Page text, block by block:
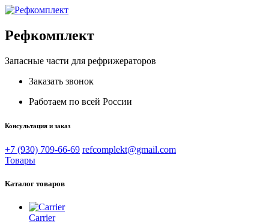
Рефкомплект
Запасные части для рефрижераторов
Заказать звонок
Работаем по всей России
Консультация и заказ
+7 (930) 709-66-69 refcomplekt@gmail.com
Товары
Каталог товаров
Carrier